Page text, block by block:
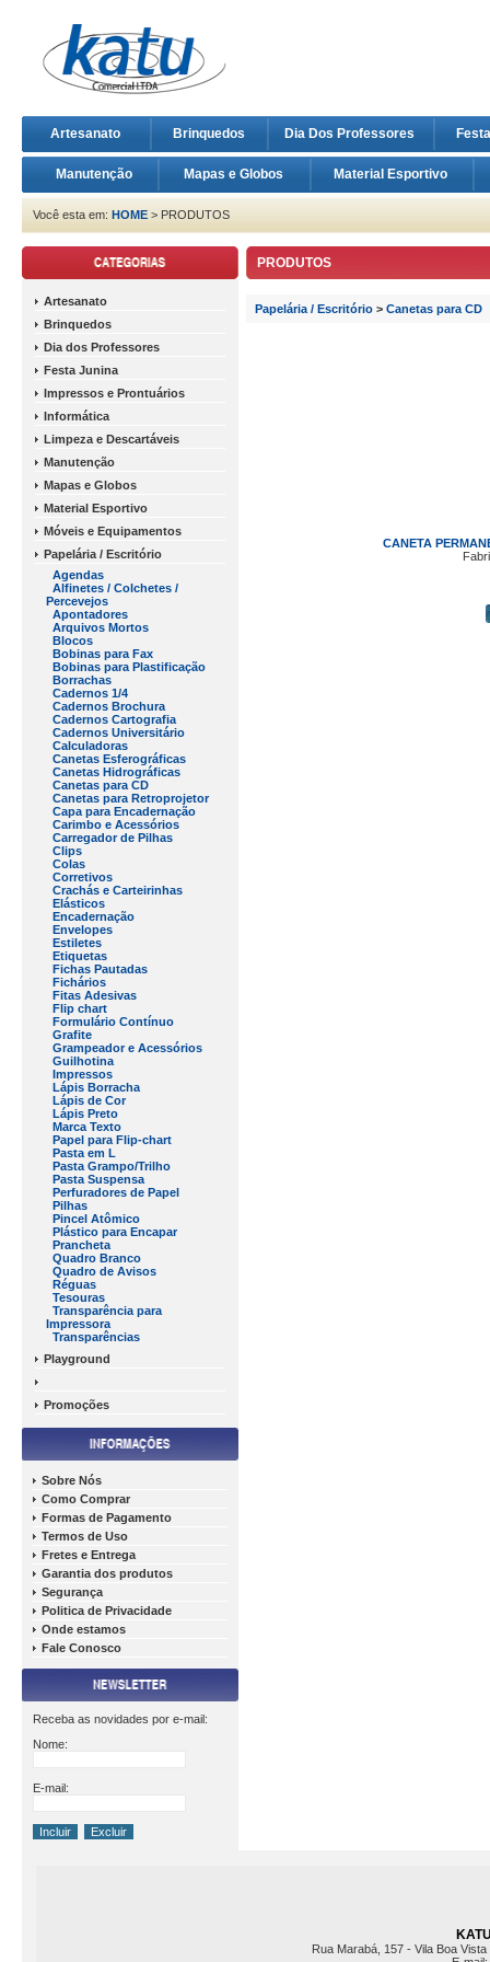
Artesanato Brinquedos Dia Dos Professores
Manutenção Mapas e Globos Material Esportivo
Você esta em: HOME > PRODUTOS
Artesanato
Brinquedos
Dia dos Professores
Festa Junina
Impressos e Prontuários
Informática
Limpeza e Descartáveis
Manutenção
Mapas e Globos
Material Esportivo
Móveis e Equipamentos
Papelária / Escritório
Agendas
Alfinetes / Colchetes /
Percevejos
Apontadores
Arquivos Mortos
Blocos
Bobinas para Fax
Bobinas para Plastificação
Borrachas
Cadernos 1/4
Cadernos Brochura
Cadernos Cartografia
Cadernos Universitário
Calculadoras
Canetas Esferográficas
Canetas Hidrográficas
Canetas para CD
Canetas para Retroprojetor
Capa para Encadernação
Carimbo e Acessórios
Carregador de Pilhas
Clips
Colas
Corretivos
Crachás e Carteirinhas
Elásticos
Encadernação
Envelopes
Estiletes
Etiquetas
Fichas Pautadas
Fichários
Fitas Adesivas
Flip chart
Formulário Contínuo
Grafite
Grampeador e Acessórios
Guilhotina
Impressos
Lápis Borracha
Lápis de Cor
Lápis Preto
Marca Texto
Papel para Flip-chart
Pasta em L
Pasta Grampo/Trilho
Pasta Suspensa
Perfuradores de Papel
Pilhas
Pincel Atômico
Plástico para Encapar
Prancheta
Quadro Branco
Quadro de Avisos
Réguas
Tesouras
Transparência para
Impressora
Transparências
Playground
Promoções
Sobre Nós
Como Comprar
Formas de Pagamento
Termos de Uso
Fretes e Entrega
Garantia dos produtos
Segurança
Politica de Privacidade
Onde estamos
Fale Conosco
Receba as novidades por e-mail:
Nome:
E-mail:
PRODUTOS
Papelária / Escritório > Canetas para CD
CANETA
Rua Marabá, 157 - Vila Boa